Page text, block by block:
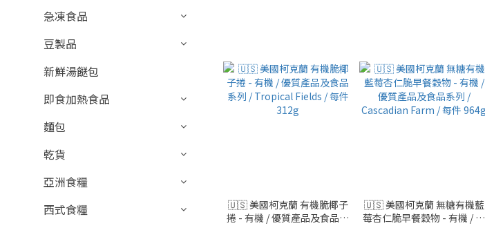
急凍食品
豆製品
新鮮湯餸包
即食加熱食品
麵包
乾貨
亞洲食糧
西式食糧
🇺🇸 美國柯克蘭 有機脆椰子
捲 - 有機 / 優質產品及食品系
🇺🇸 美國柯克蘭 無糖有機藍
莓杏仁脆早餐穀物 - 有機 / 優